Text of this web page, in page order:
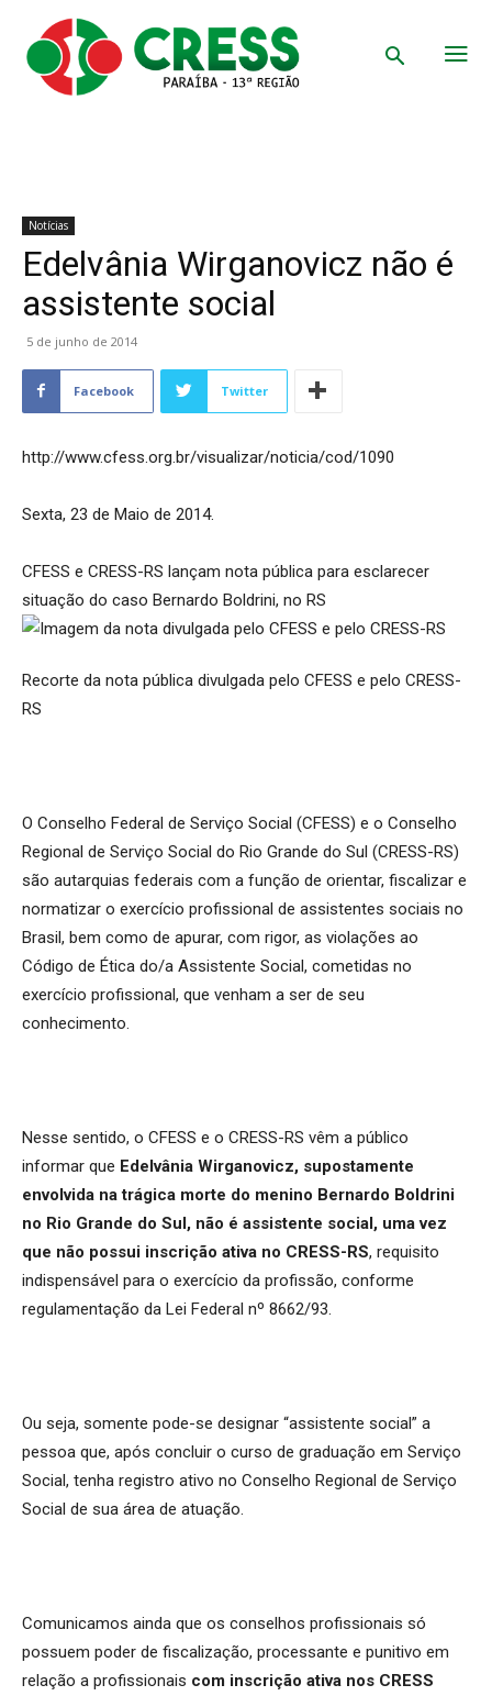
Notícias
Edelvânia Wirganovicz não é
assistente social
5 de junho de 2014
Facebook Twitter
http://www.cfess.org.br/visualizar/noticia/cod/1090
Sexta, 23 de Maio de 2014.
CFESS e CRESS-RS lançam nota pública para esclarecer
situação do caso Bernardo Boldrini, no RS
Recorte da nota pública divulgada pelo CFESS e pelo CRESS-
RS
O Conselho Federal de Serviço Social (CFESS) e o Conselho
Regional de Serviço Social do Rio Grande do Sul (CRESS-RS)
são autarquias federais com a função de orientar, fiscalizar e
normatizar o exercício profissional de assistentes sociais no
Brasil, bem como de apurar, com rigor, as violações ao
Código de Ética do/a Assistente Social, cometidas no
exercício profissional, que venham a ser de seu
conhecimento.
Nesse sentido, o CFESS e o CRESS-RS vêm a público
informar que Edelvânia Wirganovicz, supostamente
envolvida na trágica morte do menino Bernardo Boldrini
no Rio Grande do Sul, não é assistente social, uma vez
que não possui inscrição ativa no CRESS-RS, requisito
indispensável para o exercício da profissão, conforme
regulamentação da Lei Federal nº 8662/93.
Ou seja, somente pode-se designar “assistente social” a
pessoa que, após concluir o curso de graduação em Serviço
Social, tenha registro ativo no Conselho Regional de Serviço
Social de sua área de atuação.
Comunicamos ainda que os conselhos profissionais só
possuem poder de fiscalização, processante e punitivo em
relação a profissionais com inscrição ativa nos CRESS